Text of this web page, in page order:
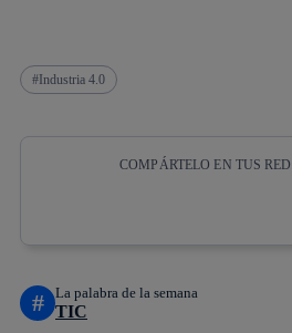
Industria 4.0
COMPÁRTELO EN TUS
# La palabra de la semana
TIC